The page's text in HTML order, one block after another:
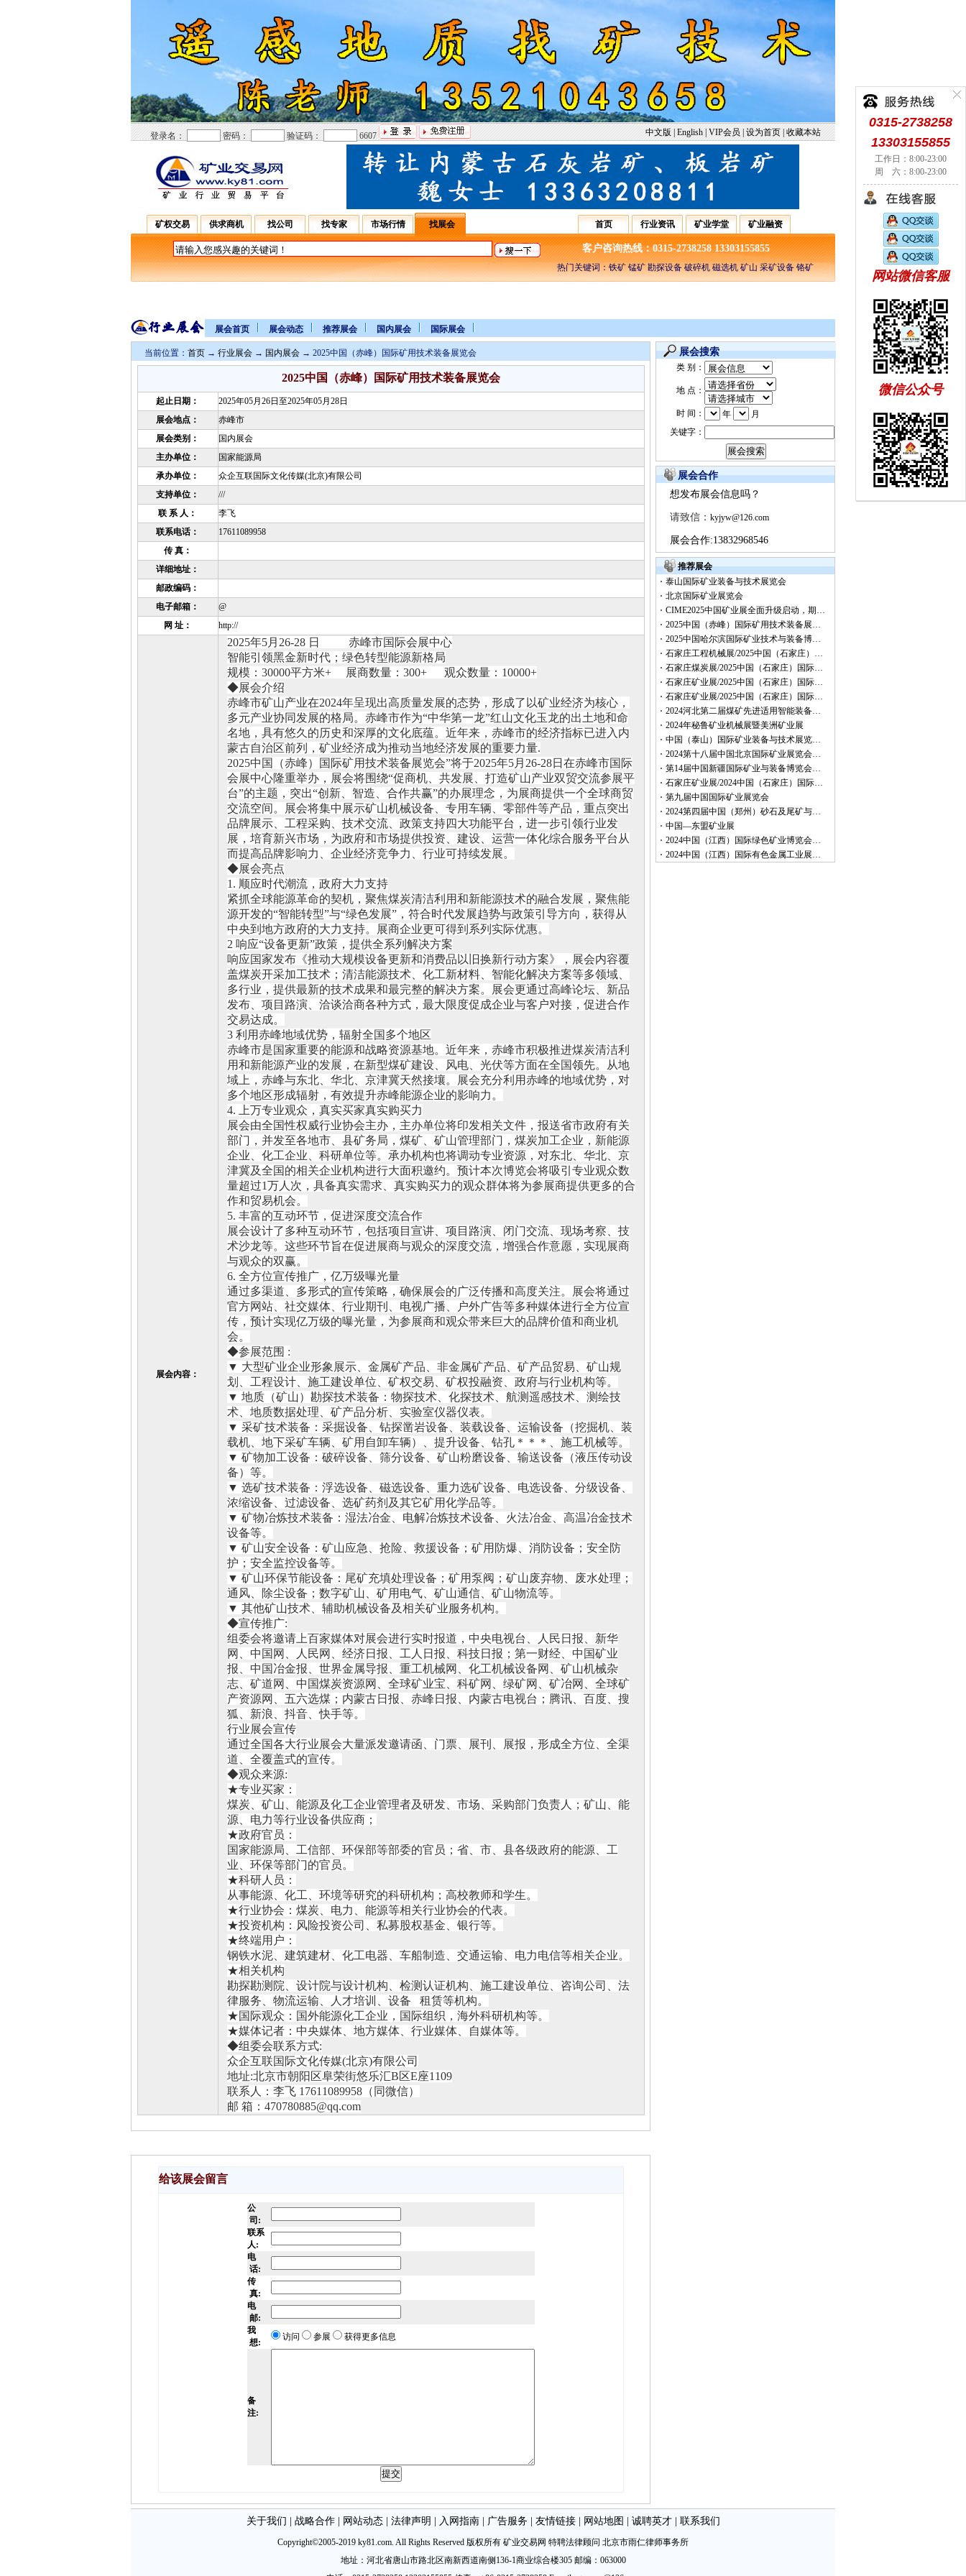
登录名： 密码： 验证码： 6607 中文版 English |VIP会员 设为首页 收藏本站
矿权交易 供求商机 找公司 找专家 市场行情 找展会 首页 行业资讯 矿业学堂 矿业融资
客户咨询热线：0315-2738258 13303155855
热门关键词：铁矿 锰矿 勘探设备 破碎机 磁选机 矿山 采矿设备 铬矿
展会首页 展会动态 推荐展会 国内展会 国际展会
当前位置： 首页 → 行业展会 → 国内展会 → 2025中国（赤峰）国际矿用技术装备展览会
2025中国（赤峰）国际矿用技术装备展览会
起止日期：
2025年05月26日至2025年05月28日
展会地点：
赤峰市
展会类别：
国内展会
主办单位：
国家能源局
承办单位：
众企互联国际文化传媒(北京)有限公司
支持单位：
///
联 系 人：
李飞
联系电话：
17611089958
传 真：
详细地址：
邮政编码：
电子邮箱：
@
网 址：
http://
展会内容：
2025年5月26-28 日 赤峰市国际会展中心
智能引领黑金新时代；绿色转型能源新格局
规模： 30000平方米+ 展商数量：300+ 观众数量：10000+
◆展会介绍
赤峰市矿山产业在2024年呈现出高质量发展的态势，形成了以矿业经济为核心，
多元产业协同发展的格局。赤峰市作为“中华第一龙”红山文化玉龙的出土地和命
名地，具有悠久的历史和深厚的文化底蕴。近年来，赤峰市的经济指标已进入内
蒙古自治区前列，矿业经济成为推动当地经济发展的重要力量.
2025中国（赤峰）国际矿用技术装备展览会”将于2025年5月26-28日在赤峰市国际
会展中心隆重举办，展会将围绕“促商机、共发展、打造矿山产业双贸交流参展平
台”的主题，突出“创新、智造、合作共赢”的办展理念，为展商提供一个全球商贸
交流空间。展会将集中展示矿山机械设备、专用车辆、零部件等产品，重点突出
品牌展示、工程采购、技术交流、政策支持四大功能平台，进一步引领行业发
展，培育新兴市场，为政府和市场提供投资、建设、运营一体化综合服务平台从
而提高品牌影响力、企业经济竞争力、行业可持续发展。
◆展会亮点
1. 顺应时代潮流，政府大力支持
紧抓全球能源革命的契机，聚焦煤炭清洁利用和新能源技术的融合发展，聚焦能
源开发的“智能转型”与“绿色发展”，符合时代发展趋势与政策引导方向，获得从
中央到地方政府的大力支持。展商企业更可得到系列实际优惠。
2 响应“设备更新”政策，提供全系列解决方案
响应国家发布《推动大规模设备更新和消费品以旧换新行动方案》，展会内容覆
盖煤炭开采加工技术；清洁能源技术、化工新材料、智能化解决方案等多领域、
多行业，提供最新的技术成果和最完整的解决方案。展会更通过高峰论坛、新品
发布、项目路演、洽谈洽商各种方式，最大限度促成企业与客户对接，促进合作
交易达成。
3 利用赤峰地域优势，辐射全国多个地区
赤峰市是国家重要的能源和战略资源基地。近年来，赤峰市积极推进煤炭清洁利
用和新能源产业的发展，在新型煤矿建设、风电、光伏等方面在全国领先。从地
域上，赤峰与东北、华北、京津冀天然接壤。展会充分利用赤峰的地域优势，对
多个地区形成辐射，有效提升赤峰能源企业的影响力。
4. 上万专业观众，真实买家真实购买力
展会由全国性权威行业协会主办，主办单位将印发相关文件，报送省市政府有关
部门，并发至各地市、县矿务局，煤矿、矿山管理部门，煤炭加工企业，新能源
企业、化工企业、科研单位等。承办机构也将调动专业资源，对东北、华北、京
津冀及全国的相关企业机构进行大面积邀约。预计本次博览会将吸引专业观众数
量超过1万人次，具备真实需求、真实购买力的观众群体将为参展商提供更多的合
作和贸易机会。
5. 丰富的互动环节，促进深度交流合作
展会设计了多种互动环节，包括项目宣讲、项目路演、闭门交流、现场考察、技
术沙龙等。这些环节旨在促进展商与观众的深度交流，增强合作意愿，实现展商
与观众的双赢。
6. 全方位宣传推广，亿万级曝光量
通过多渠道、多形式的宣传策略，确保展会的广泛传播和高度关注。展会将通过
官方网站、社交媒体、行业期刊、电视广播、户外广告等多种媒体进行全方位宣
传，预计实现亿万级的曝光量，为参展商和观众带来巨大的品牌价值和商业机
会。
◆参展范围 :
▼ 大型矿业企业形象展示、金属矿产品、非金属矿产品、矿产品贸易、矿山规
划、工程设计、施工建设单位、矿权交易、矿权投融资、政府与行业机构等。
▼ 地质（矿山）勘探技术装备：物探技术、化探技术、航测遥感技术、测绘技
术、地质数据处理、矿产品分析、实验室仪器仪表。
▼ 采矿技术装备：采掘设备、钻探凿岩设备、装载设备、运输设备（挖掘机、装
载机、地下采矿车辆、矿用自卸车辆）、提升设备、钻孔＊＊＊、施工机械等。
▼ 矿物加工设备：破碎设备、筛分设备、矿山粉磨设备、输送设备（液压传动设
备）等。
▼ 选矿技术装备：浮选设备、磁选设备、重力选矿设备、电选设备、分级设备、
浓缩设备、过滤设备、选矿药剂及其它矿用化学品等。
▼ 矿物冶炼技术装备：湿法冶金、电解冶炼技术设备、火法冶金、高温冶金技术
设备等。
▼ 矿山安全设备：矿山应急、抢险、救援设备；矿用防爆、消防设备；安全防
护；安全监控设备等。
▼ 矿山环保节能设备：尾矿充填处理设备；矿用泵阀；矿山废弃物、废水处理；
通风、除尘设备；数字矿山、矿用电气、矿山通信、矿山物流等。
▼ 其他矿山技术、辅助机械设备及相关矿业服务机构。
◆宣传推广:
组委会将邀请上百家媒体对展会进行实时报道，中央电视台、人民日报、新华
网、中国网、人民网、经济日报、工人日报、科技日报；第一财经、中国矿业
报、中国冶金报、世界金属导报、重工机械网、化工机械设备网、矿山机械杂
志、矿道网、中国煤炭资源网、全球矿业宝、科矿网、绿矿网、矿冶网、全球矿
产资源网、五六选煤；内蒙古日报、赤峰日报、内蒙古电视台；腾讯、百度、搜
狐、新浪、抖音、快手等。
行业展会宣传
通过全国各大行业展会大量派发邀请函、门票、展刊、展报，形成全方位、全渠
道、全覆盖式的宣传。
◆观众来源:
★专业买家：
煤炭、矿山、能源及化工企业管理者及研发、市场、采购部门负责人；矿山、能
源、电力等行业设备供应商；
★政府官员：
国家能源局、工信部、环保部等部委的官员；省、市、县各级政府的能源、工
业、环保等部门的官员。
★科研人员：
从事能源、化工、环境等研究的科研机构；高校教师和学生。
★行业协会：煤炭、电力、能源等相关行业协会的代表。
★投资机构：风险投资公司、私募股权基金、银行等。
★终端用户：
钢铁水泥、建筑建材、化工电器、车船制造、交通运输、电力电信等相关企业。
★相关机构
勘探勘测院、设计院与设计机构、检测认证机构、施工建设单位、咨询公司、法
律服务、物流运输、人才培训、设备
租赁等机构。
★国际观众：国外能源化工企业，国际组织，海外科研机构等。
★媒体记者：中央媒体、地方媒体、行业媒体、自媒体等。
◆组委会联系方式:
众企互联国际文化传媒(北京)有限公司
地址:北京市朝阳区阜荣街悠乐汇B区E座1109
联系人：李飞 17611089958（同微信）
邮 箱： 470780885@qq.com
给该展会留言
公
司:
联系
人:
电
话:
传
真:
电
邮:
我
想:
访问 参展 获得更多信息
备
注:
展会搜索
类 别：
地 点：
时 间： 年
月
关键字：
展会合作
想发布展会信息吗？
请致信： kyjyw@126.com
展会合作:13832968546
推荐展会
泰山国际矿业装备与技术展览会
北京国际矿业展览会
CIME2025中国矿业展全面升级启动，期…
2025中国（赤峰）国际矿用技术装备展…
2025中国哈尔滨国际矿业技术与装备博…
石家庄工程机械展/2025中国（石家庄）…
石家庄煤炭展/2025中国（石家庄）国际…
石家庄矿业展/2025中国（石家庄）国际…
石家庄矿业展/2025中国（石家庄）国际…
2024河北第二届煤矿先进适用智能装备…
2024年秘鲁矿业机械展暨美洲矿业展
中国（泰山）国际矿业装备与技术展览…
2024第十八届中国北京国际矿业展览会…
第14届中国新疆国际矿业与装备博览会…
石家庄矿业展/2024中国（石家庄）国际…
第九届中国国际矿业展览会
2024第四届中国（郑州）砂石及尾矿与…
中国—东盟矿业展
2024中国（江西）国际绿色矿业博览会…
2024中国（江西）国际有色金属工业展…
关于我们 战略合作| 网站动态| 法律声明 入网指南| 广告服务 友情链接| 网站地图 诚聘英才| 联系我们
Copyright©2005-2019 ky81.com. All Rights Reserved 版权所有 矿业交易网 特聘法律顾问 北京市雨仁律师事务所
地址：河北省唐山市路北区南新西道南侧136-1商业综合楼305 邮编：063000
0315-2738258
13303155855
工作日：8:00-23:00
周 六：8:00-23:00
网站微信客服
微信公众号